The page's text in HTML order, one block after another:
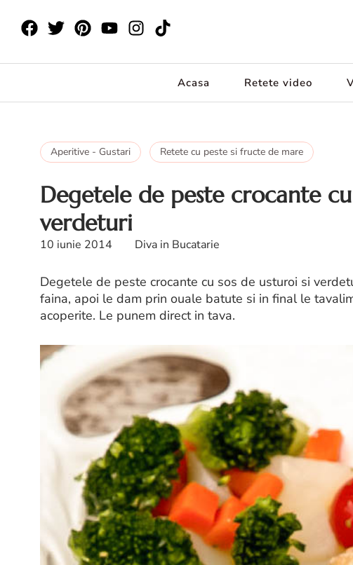
Acasa Retete video
Aperitive - Gustari Retete cu peste si fructe de mare
Degetele de peste crocante
verdeturi
10 iunie 2014 Diva in Bucatarie
Degetele de peste crocante cu sos de usturoi si
faina, apoi le dam prin ouale batute si in final le
acoperite. Le punem direct in tava.